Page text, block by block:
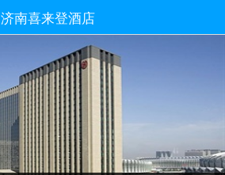
济南喜来登酒店